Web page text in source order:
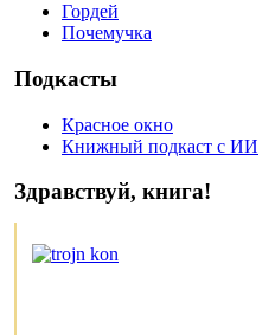
Гордей
Почемучка
Подкасты
Красное окно
Книжный подкаст с ИИ
Здравствуй, книга!